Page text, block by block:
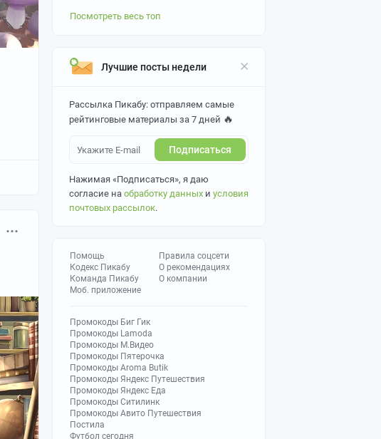
Посмотреть весь топ
Лучшие посты недели
Рассылка Пикабу: отправляем самые
рейтинговые материалы за 7 дней 🔥
Подписаться
Нажимая «Подписаться», я даю
согласие на обработку данных и условия
почтовых рассылок.
Помощь
Кодекс Пикабу
Команда Пикабу
Моб. приложение
Правила соцсети
О рекомендациях
О компании
Промокоды Биг Гик
Промокоды Lamoda
Промокоды М.Видео
Промокоды Пятерочка
Промокоды Aroma Butik
Промокоды Яндекс Путешествия
Промокоды Яндекс Еда
Промокоды Ситилинк
Промокоды Авито Путешествия
Постила
Футбол сегодня